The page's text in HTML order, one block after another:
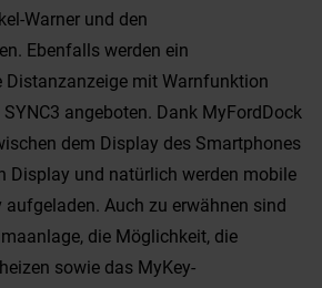
Warner und den
Ebenfalls werden ein
Distanzanzeige mit Warnfunktion
angeboten. Dank MyFordDock
dem Display des Smartphones
Display und natürlich werden mobile
aufgeladen. Auch zu erwähnen sind
die Möglichkeit, die
sowie das MyKey-